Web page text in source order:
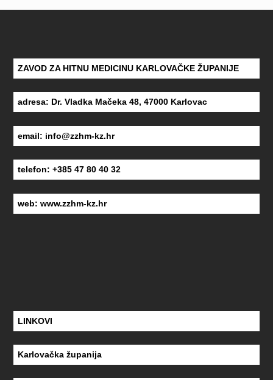
ZAVOD ZA HITNU MEDICINU KARLOVAČKE ŽUPANIJE
adresa: Dr. Vladka Mačeka 48, 47000 Karlovac
email: info@zzhm-kz.hr
telefon: +385 47 80 40 32
web:www.zzhm-kz.hr
LINKOVI
Karlovačka županija